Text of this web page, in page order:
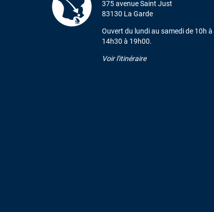
375 avenue Saint Just
83130 La Garde
Ouvert du lundi au samedi de 10h
14h30 à 19h00.
Voir l'itinéraire